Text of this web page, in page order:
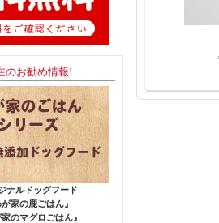
のお勧め情報!
ナルドッグフード
が家の鹿ごはん』
家のマグロごはん』